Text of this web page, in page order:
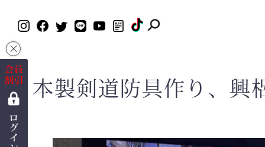
×
日本製剣道防具作り、興